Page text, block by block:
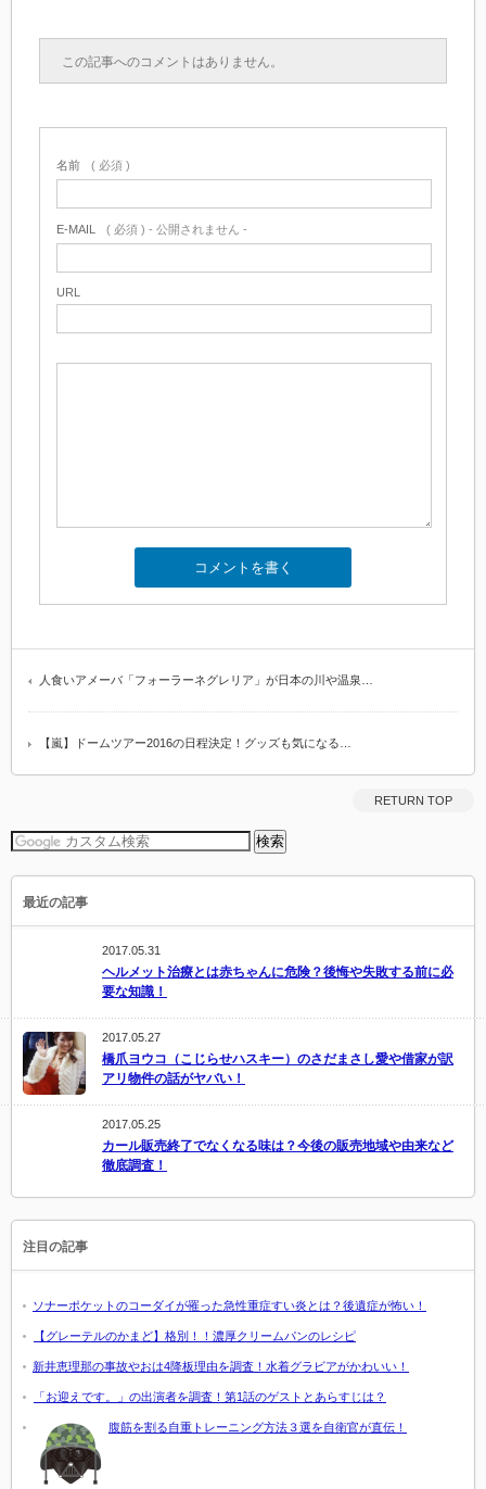
この記事へのコメントはありません。
名前 ( 必須 )
E-MAIL ( 必須 ) - 公開されません -
URL
人食いアメーバ「フォーラーネグレリア」が日本の川や温泉…
【嵐】ドームツアー2016の日程決定！グッズも気になる…
RETURN TOP
最近の記事
2017.05.31
ヘルメット治療とは赤ちゃんに危険？後悔や失敗する前に必
要な知識！
2017.05.27
橋爪ヨウコ（こじらせハスキー）のさだまさし愛や借家が訳
アリ物件の話がヤバい！
2017.05.25
カール販売終了でなくなる味は？今後の販売地域や由来など
徹底調査！
注目の記事
ソナーポケットのコーダイが罹った急性重症すい炎とは？後遺症が怖い！
【グレーテルのかまど】格別！！濃厚クリームパンのレシピ
新井恵理那の事故やおは4降板理由を調査！水着グラビアがかわいい！
「お迎えです。」の出演者を調査！第1話のゲストとあらすじは？
腹筋を割る自重トレーニング方法３選を自衛官が直伝！